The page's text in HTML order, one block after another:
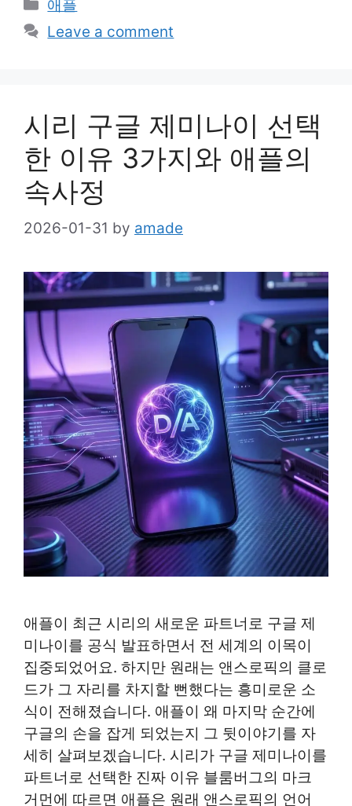
애플
Leave a comment
시리 구글 제미나이 선택
한 이유 3가지와 애플의
속사정
2026-01-31 by amade
애플이 최근 시리의 새로운 파트너로 구글 제
미나이를 공식 발표하면서 전 세계의 이목이
집중되었어요. 하지만 원래는 앤스로픽의 클로
드가 그 자리를 차지할 뻔했다는 흥미로운 소
식이 전해졌습니다. 애플이 왜 마지막 순간에
구글의 손을 잡게 되었는지 그 뒷이야기를 자
세히 살펴보겠습니다. 시리가 구글 제미나이를
파트너로 선택한 진짜 이유 블룸버그의 마크
거먼에 따르면 애플은 원래 앤스로픽의 언어